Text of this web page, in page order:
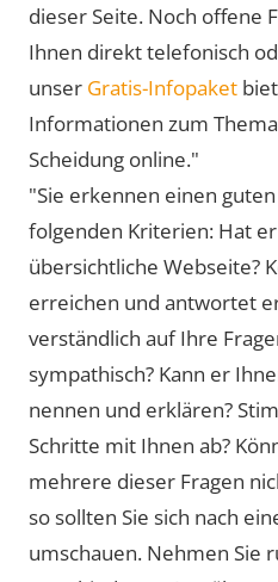
dieser Seite. Noch offene
Ihnen direkt telefonisch
unser Gratis-Infopaket
Informationen zum
Scheidung online."
"Sie erkennen einen guten
folgenden Kriterien: Hat
übersichtliche Webseite?
erreichen und antwortet
verständlich auf Ihre
sympathisch? Kann er
nennen und erklären?
Schritte mit Ihnen ab?
mehrere dieser Fragen
so sollten Sie sich nach
umschauen. Nehmen Sie